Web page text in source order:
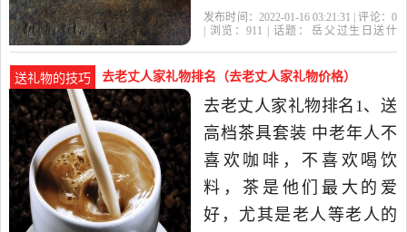
得精心给你岳父备点礼
送寿礼，最好是隆重些。
选刺绣；选手工刺绣。图
案是关于贺寿的画、字
等。然后一定要到专业礼
品店。让人...岳父
发布时间：2022-01-16 03:21:31 | 评论： 0
| 浏览：911 | 话题：
岳父过生日送什
送礼物的技巧 去老丈人家礼物排名（去老丈人家礼物价格）
去老丈人家礼物排名1、送
高档茶具套装 中老年人不
喜欢咖啡，不喜欢喝饮
料，茶是他们最大的爱
好，尤其是老人等老人的